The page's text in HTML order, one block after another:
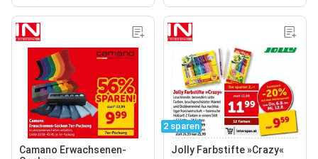
Camano Erwachsenen-
2 sparen
Jolly Farbstifte »Crazy«